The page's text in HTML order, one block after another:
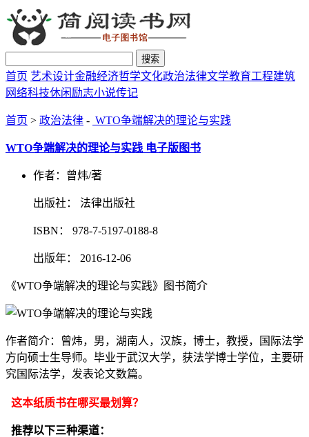
搜索
首页 艺术设计金融经济哲学文化政治法律文学教育工程建筑
网络科技休闲励志小说传记
首页 > 政治法律 - WTO争端解决的理论与实践
WTO争端解决的理论与实践 电子版图书
作者：曾炜/著
出版社： 法律出版社
ISBN： 978-7-5197-0188-8
出版年： 2016-12-06
《WTO争端解决的理论与实践》图书简介
作者简介：曾炜，男，湖南人，汉族，博士，教授，国际法学
方向硕士生导师。毕业于武汉大学，获法学博士学位，主要研
究国际法学，发表论文数篇。
这本纸质书在哪买最划算？
推荐以下三种渠道：